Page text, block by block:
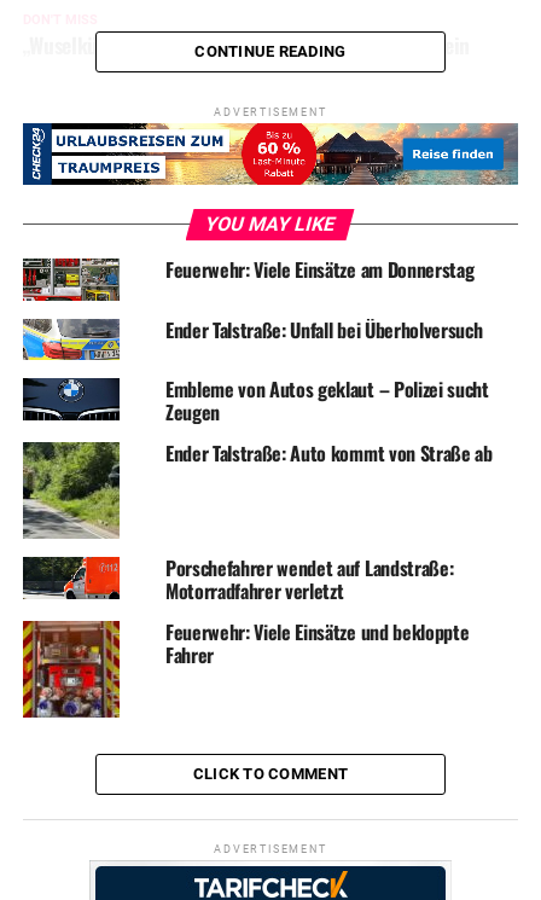
„Wuselküche“ lädt online zum Kochen und Backen ein
CONTINUE READING
ADVERTISEMENT
YOU MAY LIKE
Feuerwehr: Viele Einsätze am Donnerstag
Ender Talstraße: Unfall bei Überholversuch
Embleme von Autos geklaut – Polizei sucht
Zeugen
Ender Talstraße: Auto kommt von Straße ab
Porschefahrer wendet auf Landstraße:
Motorradfahrer verletzt
Feuerwehr: Viele Einsätze und bekloppte
Fahrer
CLICK TO COMMENT
ADVERTISEMENT